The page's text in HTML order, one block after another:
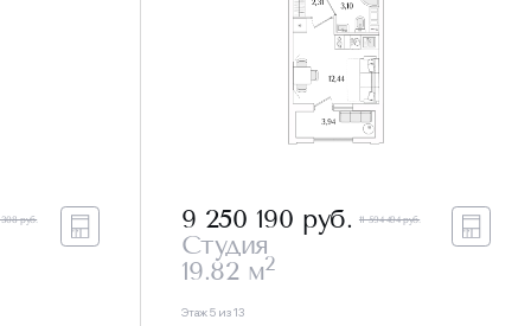
308 руб. 9 250 190 руб. 11 594 494 руб.
Студия
19.82 м2
Этаж 5 из 13